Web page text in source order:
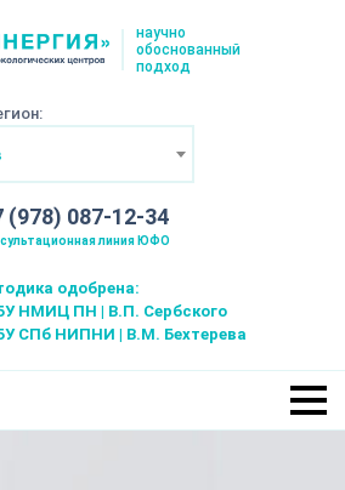
научно
обоснованный
подход
(978) 087-12-34
линия ЮФО
одобрена:
НМИЦ ПН | В.П. Сербского
СПб НИПНИ | В.М. Бехтерева